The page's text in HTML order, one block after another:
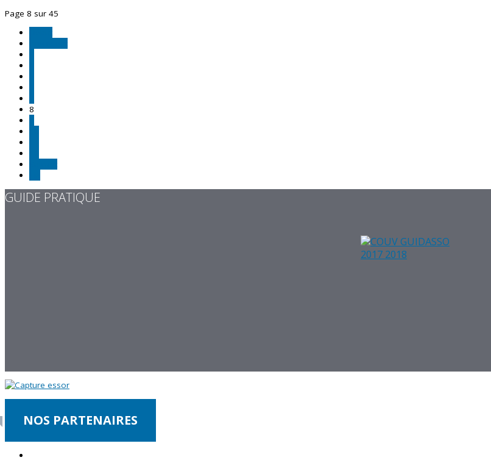
Page 8 sur 45
8
GUIDE PRATIQUE
NOS PARTENAIRES